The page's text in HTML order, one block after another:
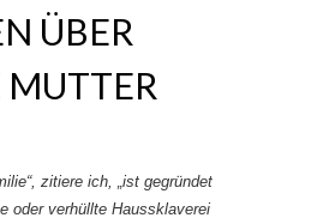
ÜBER
zitiere ich, „ist gegründet
oder verhüllte Haussklaverei